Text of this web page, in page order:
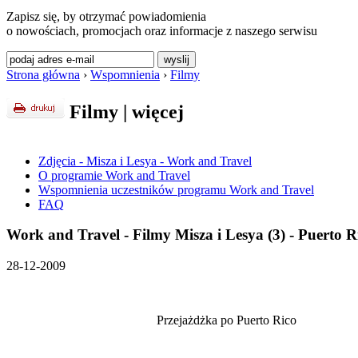
Zapisz się, by otrzymać powiadomienia
o nowościach, promocjach oraz informacje z naszego serwisu
Strona główna › Wspomnienia › Filmy
Filmy | więcej
Zdjęcia - Misza i Lesya - Work and Travel
O programie Work and Travel
Wspomnienia uczestników programu Work and Travel
FAQ
Work and Travel - Filmy Misza i Lesya (3) - Puerto
28-12-2009
Przejażdżka po Puerto Rico